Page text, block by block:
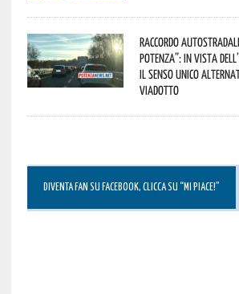
Raccordo
Potenza”: in vista
il senso unico
viadotto
DIVENTA FAN SU FACEBOOK, CLICCA SU “MI PIACE!”